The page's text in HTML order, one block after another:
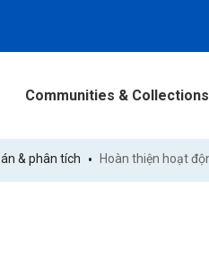
Communities & Collections
& phân tích